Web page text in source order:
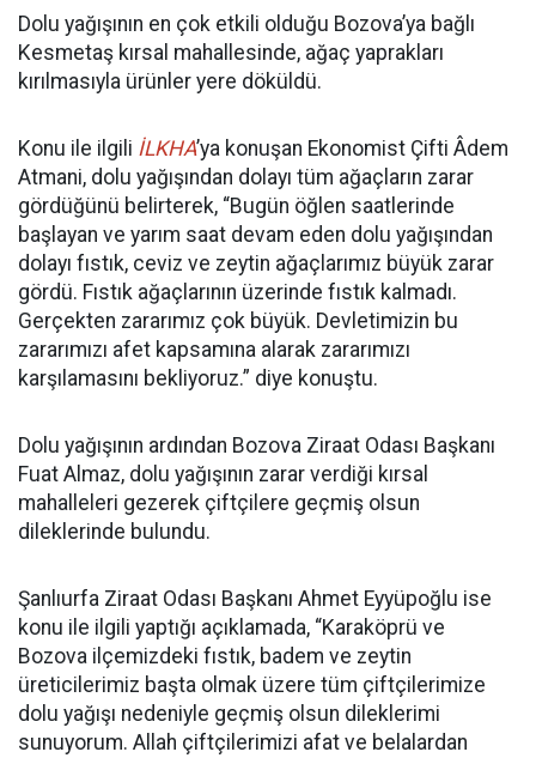
Dolu yağışının en çok etkili olduğu Bozova’ya bağlı
Kesmetaş kırsal mahallesinde, ağaç yaprakları
kırılmasıyla ürünler yere döküldü.
Konu ile ilgili İLKHA’ya konuşan Ekonomist Çifti Âdem
Atmani, dolu yağışından dolayı tüm ağaçların zarar
gördüğünü belirterek, “Bugün öğlen saatlerinde
başlayan ve yarım saat devam eden dolu yağışından
dolayı fıstık, ceviz ve zeytin ağaçlarımız büyük zarar
gördü. Fıstık ağaçlarının üzerinde fıstık kalmadı.
Gerçekten zararımız çok büyük. Devletimizin bu
zararımızı afet kapsamına alarak zararımızı
karşılamasını bekliyoruz.” diye konuştu.
Dolu yağışının ardından Bozova Ziraat Odası Başkanı
Fuat Almaz, dolu yağışının zarar verdiği kırsal
mahalleleri gezerek çiftçilere geçmiş olsun
dileklerinde bulundu.
Şanlıurfa Ziraat Odası Başkanı Ahmet Eyyüpoğlu ise
konu ile ilgili yaptığı açıklamada, “Karaköprü ve
Bozova ilçemizdeki fıstık, badem ve zeytin
üreticilerimiz başta olmak üzere tüm çiftçilerimize
dolu yağışı nedeniyle geçmiş olsun dileklerimi
sunuyorum. Allah çiftçilerimizi afat ve belalardan